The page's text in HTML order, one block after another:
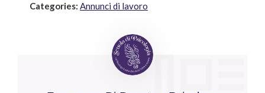
Categories: Annunci di lavoro